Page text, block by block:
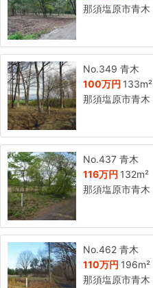
那須塩原市青木
No.349 青木
100万円 133m²
那須塩原市青木
No.437 青木
116万円 132m²
那須塩原市青木
No.462 青木
110万円 196m²
那須塩原市青木